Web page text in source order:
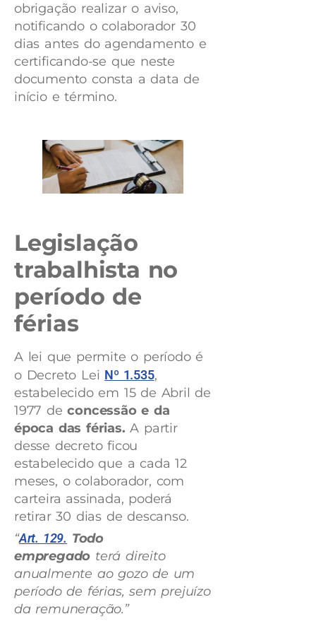
obrigação realizar o aviso,
notificando o colaborador 30
dias antes do agendamento e
certificando-se que neste
documento consta a data de
início e término.
Legislação
trabalhista no
período de
férias
A lei que permite o período é
o Decreto Lei Nº 1.535,
estabelecido em 15 de Abril de
1977 deconcessão e da
época das férias. A partir
desse decreto ficou
estabelecido que a cada 12
meses, o colaborador, com
carteira assinada, poderá
retirar 30 dias de descanso.
“Art. 129. Todo
empregado terá direito
anualmente ao gozo de um
período de férias, sem prejuízo
da remuneração.”